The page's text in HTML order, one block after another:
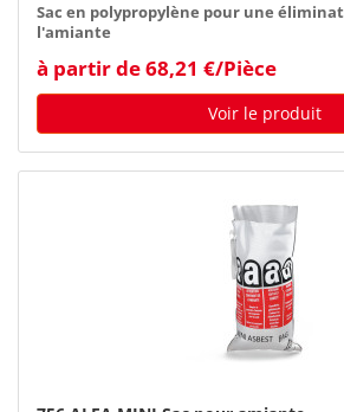
Sac en polypropylène pour une
l'amiante
à partir de 68,21 €/Pièce
Voir le produit